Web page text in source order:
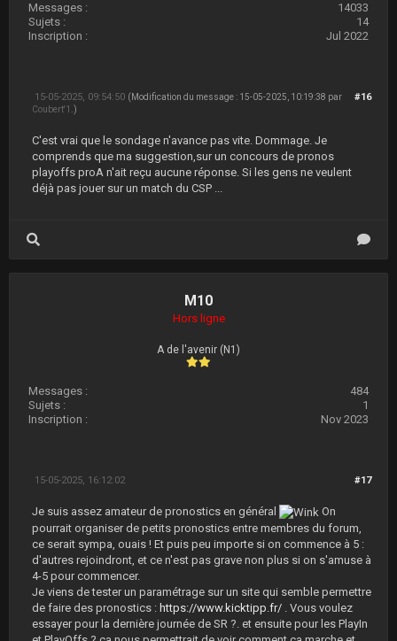
Messages :
14033
Sujets :
14
Inscription :
Jul 2022
#16
15-05-2025, 09:54:50 (Modification du message : 15-05-2025, 10:19:38 par
Coubert'1
.)
C'est vrai que le sondage n'avance pas vite. Dommage. Je
comprends que ma suggestion,sur un concours de pronos
playoffs proA n'ait reçu aucune réponse. Si les gens ne veulent
déjà pas jouer sur un match du CSP ...
M10
Hors ligne
A de l'avenir (N1)
Messages :
484
Sujets :
1
Inscription :
Nov 2023
#17
15-05-2025, 16:12:02
Je suis assez amateur de pronostics en général
On
pourrait organiser de petits pronostics entre membres du forum,
ce serait sympa, ouais ! Et puis peu importe si on commence à 5 :
d'autres rejoindront, et ce n'est pas grave non plus si on s'amuse à
4-5 pour commencer.
Je viens de tester un paramétrage sur un site qui semble permettre
de faire des pronostics : https://www.kicktipp.fr/ . Vous voulez
essayer pour la dernière journée de SR ?. et ensuite pour les PlayIn